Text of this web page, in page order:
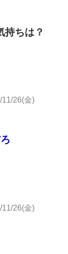
持ちは？
11/26(金)
11/26(金)